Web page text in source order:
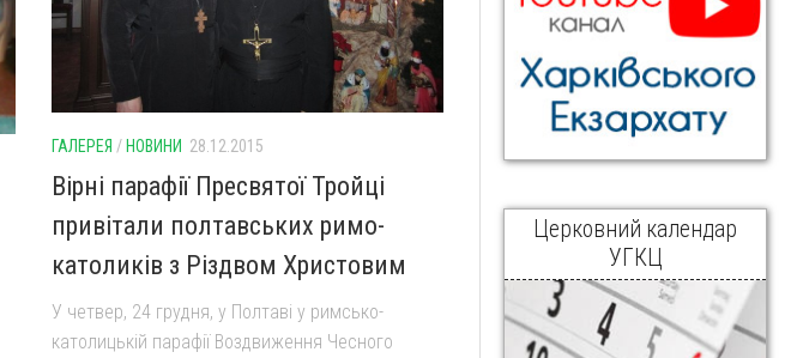
ГАЛЕРЕЯ / НОВИНИ 28.12.2015
Вірні парафії Пресвятої Тройці
привітали полтавських римо-
католиків з Різдвом Христовим
У четвер, 24 грудня, у Полтаві у римсько-
католицькій парафії Воздвиження Чесного
Церковний календар
УГКЦ